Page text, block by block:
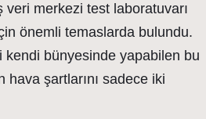
veri merkezi test laboratuvarı
önemli temaslarda bulundu.
kendi bünyesinde yapabilen bu
hava şartlarını sadece iki